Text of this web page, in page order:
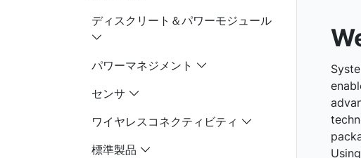
ディスクリート＆パワーモジュール
パワーマネジメント
センサ
ワイヤレスコネクティビティ
標準製品